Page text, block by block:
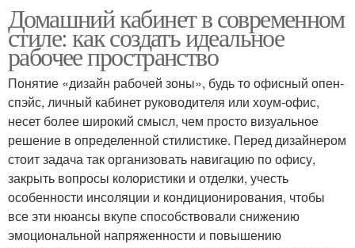
Домашний кабинет в современном
стиле: как создать идеальное
рабочее пространство
Понятие «дизайн рабочей зоны», будь то офисный опен-
спэйс, личный кабинет руководителя или хоум-офис,
несет более широкий смысл, чем просто визуальное
решение в определенной стилистике. Перед дизайнером
стоит задача так организовать навигацию по офису,
закрыть вопросы колористики и отделки, учесть
особенности инсоляции и кондиционирования, чтобы
все эти нюансы вкупе способствовали снижению
эмоциональной напряженности и повышению